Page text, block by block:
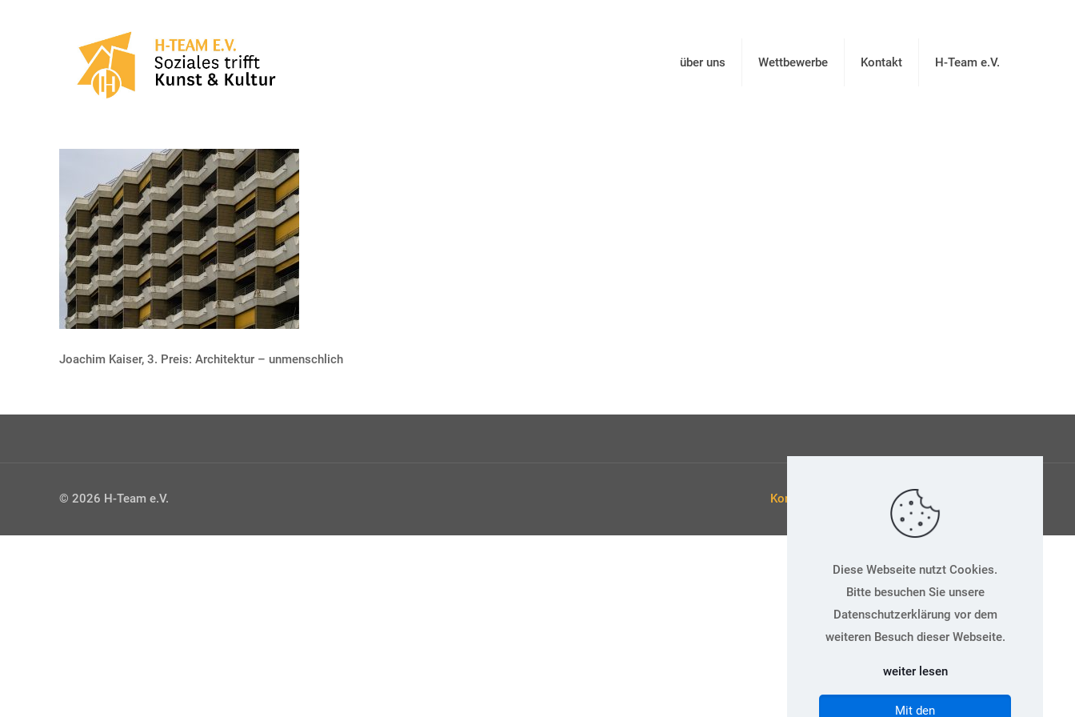
über uns Wettbewerbe Kontakt H-Team e.V.
Joachim Kaiser, 3. Preis: Architektur – unmenschlich
© 2026 H-Team e.V. Kontakt Impressum
Diese Webseite nutzt Cookies.
Bitte besuchen Sie unsere
Datenschutzerklärung vor dem
weiteren Besuch dieser Webseite.
weiter lesen
Mit den